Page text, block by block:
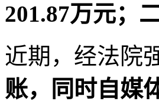
201.87万元；
近期，经法院
账，同时自媒